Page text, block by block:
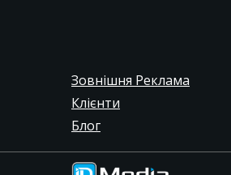
Зовнішня Реклама
Клієнти
Блог